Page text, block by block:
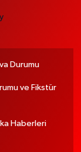
Durumu
ve Fikstür
Haberleri